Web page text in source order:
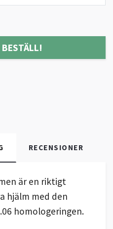
BESTÄLL!
RECENSIONER
är en riktigt
hjälm med den
homologeringen.